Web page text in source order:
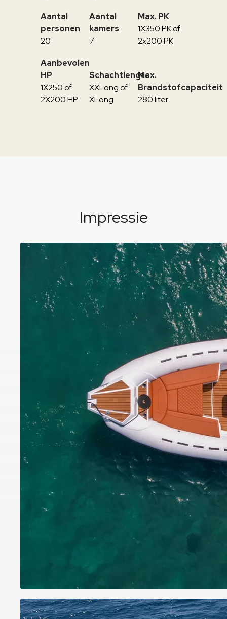
Aantal
personen
20
Aantal
kamers
7
Max. PK
1X350 PK of
2x200 PK
Aanbevolen
HP
1X250 of
2X200 HP
Schachtlengte
XXLong of
XLong
Max.
Brandstofcapaciteit
280 liter
Impressie